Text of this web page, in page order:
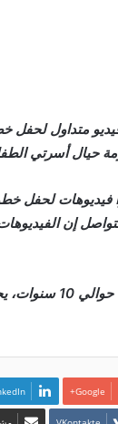
متداول لحفل
حيال أسرتي
فيديوهات لحفل
إن
ويظهر في
Google+